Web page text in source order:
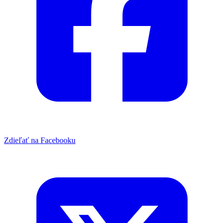
Zdieľať na Facebooku